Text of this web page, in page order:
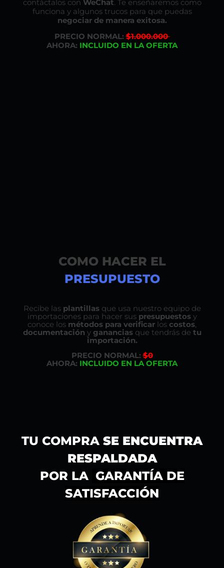
contáctalos con WeChat. Te enseñaremos como
funciona y algunos trucos para que puedas
negociar de manera exitosa.
PRECIO NORMAL: $1.000.000
AHORA: INCLUIDO EN LA OFERTA
COMO HACER EL
PRESUPUESTO
Recibe lasplantillas que usa nuestro equipo de
importaciones para hacer sus presupuestosy
conoce los métodos para verificar los costos,
documentación y gananciasque tendrás de tu
importación.
PRECIO NORMAL: $0
AHORA: INCLUIDO EN LA OFERTA
TU COMPRA SE ENCUENTRA
RESPALDADA
POR LA GARANTÍA DE
SATISFACCIÓN